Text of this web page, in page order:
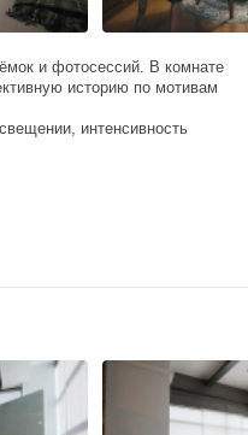
и фотосессий. В комнате
историю по мотивам
интенсивность
офис с деревяным столом,